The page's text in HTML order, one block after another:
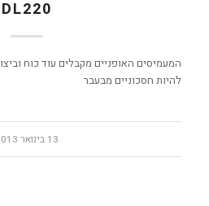
DL220
המעמיסים האופניים מקבלים עוד כוח
להיות חסכוניים מבעבר
13 בינואר 2013